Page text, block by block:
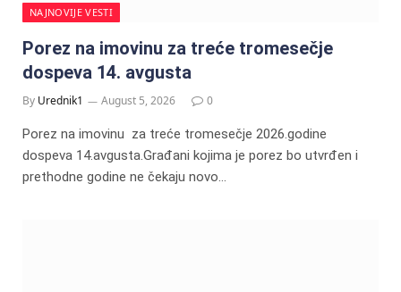
NAJNOVIJE VESTI
Porez na imovinu za treće tromesečje
dospeva 14. avgusta
By Urednik1 August 5, 2026 0
Porez na imovinu za treće tromesečje 2026.godine
dospeva 14.avgusta.Građani kojima je porez bo utvrđen i
prethodne godine ne čekaju novo…